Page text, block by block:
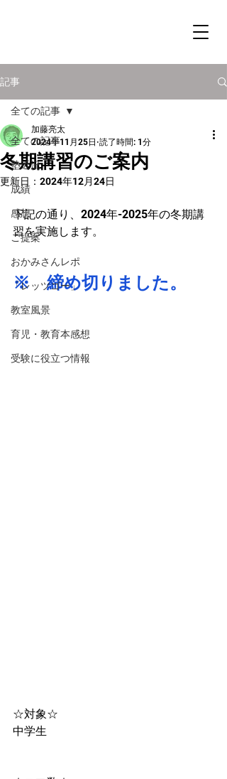
記事
全ての記事
塾近況
成績
感想
ご提案
おかみさんレポ
「レッツゴー」
教室風景
育児・教育本感想
受験に役立つ情報
全ての記事
冬期講習のご案内
加藤亮太
2024年11月25日 読了時間: 1分
更新日： 2024年12月24日
下記の通り、2024年-2025年の冬期講
習を実施します。
※　締め切りました。
☆対象☆
中学生